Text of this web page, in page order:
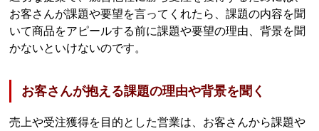
お客さんが課題や要望を言ってくれたら、課題の内容を聞
いて商品をアピールする前に課題や要望の理由、背景を聞
かないといけないのです。
お客さんが抱える課題の理由や背景を聞く
売上や受注獲得を目的とした営業は、お客さんから課題や